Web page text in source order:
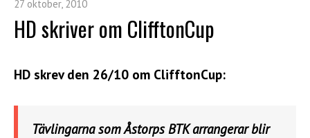
27 oktober, 2010
HD skriver om ClifftonCup
HD skrev den 26/10 om ClifftonCup:
Tävlingarna som Åstorps BTK arrangerar blir